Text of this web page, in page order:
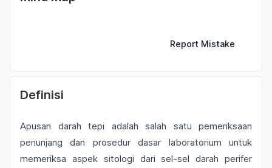
Report Mistake
Definisi
Apusan darah tepi adalah salah satu pemeriksaan
penunjang dan prosedur dasar laboratorium untuk
memeriksa aspek sitologi dari sel-sel darah perifer